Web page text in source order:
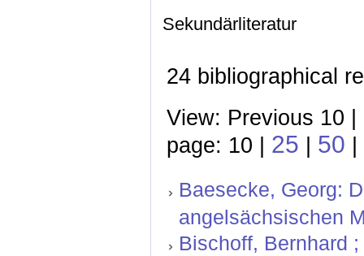
Sekundärliteratur
24 bibliographical
View: Previous 10 |
page: 10 | 25 | 50 |
Baesecke, Georg:
angelsächsischen
Bischoff, Bernhard